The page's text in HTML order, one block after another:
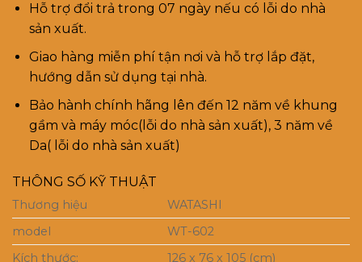
Hỗ trợ đổi trả trong 07 ngày nếu có lỗi do nhà
sản xuất.
Giao hàng miễn phí tận nơi và hỗ trợ lắp đặt,
hướng dẫn sử dụng tại nhà.
Bảo hành chính hãng lên đến 12 năm về khung
gầm và máy móc(lỗi do nhà sản xuất), 3 năm về
Da( lỗi do nhà sản xuất)
THÔNG SỐ KỸ THUẬT
Thương hiệu
WATASHI
model
WT-602
Kích thước:
126 x 76 x 105 (cm)